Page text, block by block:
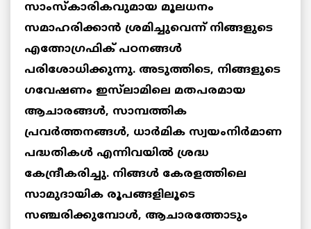
സാംസ്കാരികവുമായ മൂലധനം
സമാഹരിക്കാൻ ശ്രമിച്ചുവെന്ന് നിങ്ങളുടെ
എത്നോഗ്രഫിക് പഠനങ്ങൾ
പരിശോധിക്കുന്നു. അടുത്തിടെ, നിങ്ങളുടെ
ഗവേഷണം ഇസ്‌ലാമിലെ മതപരമായ
ആചാരങ്ങൾ, സാമ്പത്തിക
പ്രവർത്തനങ്ങൾ, ധാർമിക സ്വയംനിർമാണ
പദ്ധതികൾ എന്നിവയിൽ ശ്രദ്ധ
കേന്ദ്രീകരിച്ചു. നിങ്ങൾ കേരളത്തിലെ
സാമുദായിക രൂപങ്ങളിലൂടെ
സഞ്ചരിക്കുമ്പോൾ, ആചാരത്തോടും